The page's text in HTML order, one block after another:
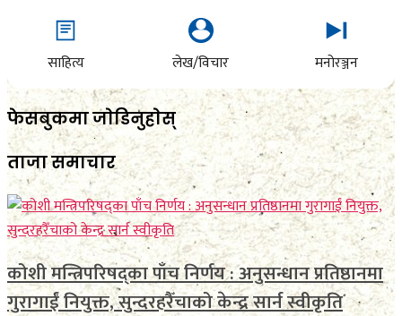
साहित्य लेख/विचार मनोरञ्जन
फेसबुकमा जाेडिनुहाेस्
ताजा समाचार
कोशी मन्त्रिपरिषद्का पाँच निर्णय : अनुसन्धान प्रतिष्ठानमा
गुरागाईं नियुक्त, सुन्दरहरैँचाको केन्द्र सार्न स्वीकृति